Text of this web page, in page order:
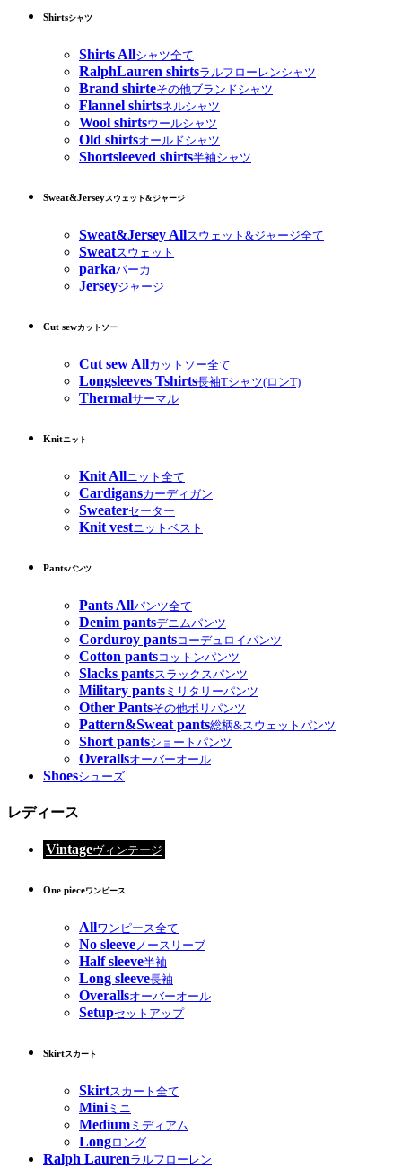
Shirtsシャツ
Shirts Allシャツ全て
RalphLauren shirtsラルフローレンシャツ
Brand shirteその他ブランドシャツ
Flannel shirtsネルシャツ
Wool shirtsウールシャツ
Old shirtsオールドシャツ
Shortsleeved shirts半袖シャツ
Sweat&Jerseyスウェット&ジャージ
Sweat&Jersey Allスウェット&ジャージ全て
Sweatスウェット
parkaパーカ
Jerseyジャージ
Cut sewカットソー
Cut sew Allカットソー全て
Longsleeves Tshirts長袖Tシャツ(ロンT)
Thermalサーマル
Knitニット
Knit Allニット全て
Cardigansカーディガン
Sweaterセーター
Knit vestニットベスト
Pantsパンツ
Pants Allパンツ全て
Denim pantsデニムパンツ
Corduroy pantsコーデュロイパンツ
Cotton pantsコットンパンツ
Slacks pantsスラックスパンツ
Military pants ミリタリーパンツ
Other Pantsその他ポリパンツ
Pattern&Sweat pants総柄&スウェットパンツ
Short pantsショートパンツ
Overallsオーバーオール
Shoesシューズ
レディース
Vintageヴィンテージ
One pieceワンピース
Allワンピース全て
No sleeveノースリーブ
Half sleeve半袖
Long sleeve長袖
Overallsオーバーオール
Setupセットアップ
Skirtスカート
Skirtスカート全て
Miniミニ
Medium ミディアム
Longロング
Ralph Laurenラルフローレン